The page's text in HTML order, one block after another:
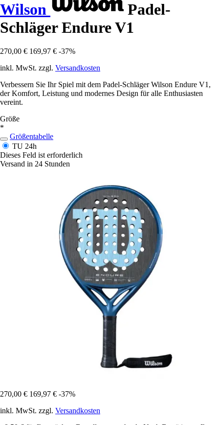
Wilson
Padel-
Schläger Endure V1
270,00 € 169,97 € -37%
inkl. MwSt. zzgl. Versandkosten
Verbessern Sie Ihr Spiel mit dem Padel-Schläger Wilson Endure V1,
der Komfort, Leistung und modernes Design für alle Enthusiasten
vereint.
Größe
*
Größentabelle
TU 24h
Dieses Feld ist erforderlich
Versand in 24 Stunden
270,00 € 169,97 € -37%
inkl. MwSt. zzgl. Versandkosten